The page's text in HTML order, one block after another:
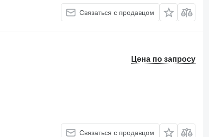
Связаться с продавцом
Цена по запросу
Связаться с продавцом